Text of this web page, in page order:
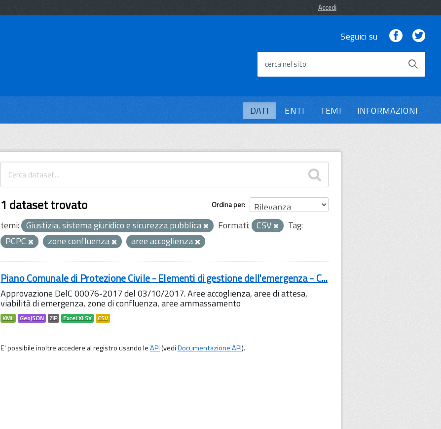
Accedi
Seguici su Facebook
cerca nel sito
DATI ENTI TEMI INFORMAZIONI
Ordina per
1 dataset trovato
temi: Giustizia, sistema giuridico e sicurezza pubblica Formati: CSV
Tag:
PCPC
zone confluenza aree accoglienza
Piano Comunale di Protezione Civile - Elementi di gestione dell'emergenza - C...
Approvazione DelC 00076-2017 del 03/10/2017. Aree accoglienza, aree di attesa,
viabilità di emergenza, zone di confluenza, aree ammassamento
KML GeoJSON ZIP Excel XLSX CSV
E' possibile inoltre accedere al registro usando leAPI(vediDocumentazione API).